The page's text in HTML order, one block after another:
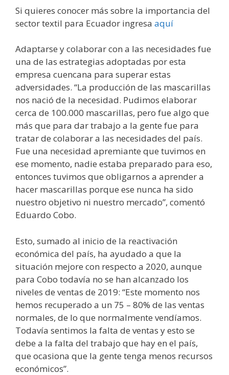
Si quieres conocer más sobre la importancia del
sector textil para Ecuador ingresa aquí
Adaptarse y colaborar con a las necesidades fue
una de las estrategias adoptadas por esta
empresa cuencana para superar estas
adversidades. “La producción de las mascarillas
nos nació de la necesidad. Pudimos elaborar
cerca de 100.000 mascarillas, pero fue algo que
más que para dar trabajo a la gente fue para
tratar de colaborar a las necesidades del país.
Fue una necesidad apremiante que tuvimos en
ese momento, nadie estaba preparado para eso,
entonces tuvimos que obligarnos a aprender a
hacer mascarillas porque ese nunca ha sido
nuestro objetivo ni nuestro mercado”, comentó
Eduardo Cobo.
Esto, sumado al inicio de la reactivación
económica del país, ha ayudado a que la
situación mejore con respecto a 2020, aunque
para Cobo todavía no se han alcanzado los
niveles de ventas de 2019: “Este momento nos
hemos recuperado a un 75 – 80% de las ventas
normales, de lo que normalmente vendíamos.
Todavía sentimos la falta de ventas y esto se
debe a la falta del trabajo que hay en el país,
que ocasiona que la gente tenga menos recursos
económicos”.